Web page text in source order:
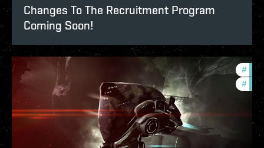
Changes To The Recruitment Program
Coming Soon!
#
#